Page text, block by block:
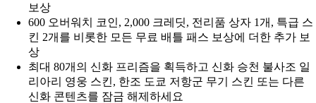
보상
600 오버워치 코인, 2,000 크레딧, 전리품 상자 1개, 특급 스
킨 2개를 비롯한 모든 무료 배틀 패스 보상에 더한 추가 보
상
최대 80개의 신화 프리즘을 획득하고 신화 승천 불사조 일
리아리 영웅 스킨, 한조 도쿄 저항군 무기 스킨 또는 다른
신화 콘텐츠를 잠금 해제하세요